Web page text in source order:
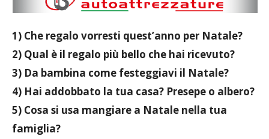
1) Che regalo vorresti quest’anno per Natale?
2) Qual è il regalo più bello che hai ricevuto?
3) Da bambina come festeggiavi il Natale?
4) Hai addobbato la tua casa? Presepe o albero?
5) Cosa si usa mangiare a Natale nella tua
famiglia?